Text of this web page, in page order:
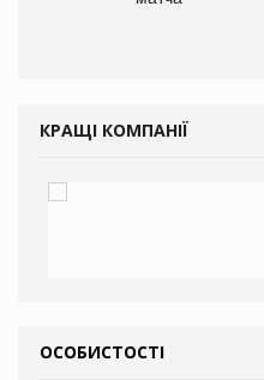
КРАЩІ КОМПАНІЇ
ОСОБИСТОСТІ